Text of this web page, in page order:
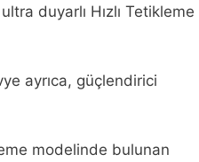
duyarlı Hızlı Tetikleme
ayrıca, güçlendirici
modelinde bulunan